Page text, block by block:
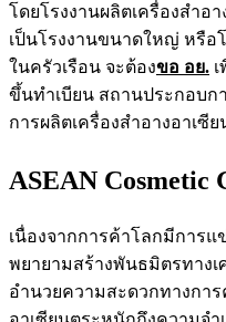
โดยโรงงานผลิตเครื่องสำอ
เป็นโรงงานขนาดใหญ่ หรือ
ในครัวเรือน จะต้องขอ อย.
ขึ้นทำเบียน สถานประกอบก
การผลิตเครื่องสำอางอาเซี
ASEAN Cosmetic
เนื่องจากการค้าโลกมีการ
พยายามสร้างพันธมิตรทางเ
อำนวยความสะดวกทางการ